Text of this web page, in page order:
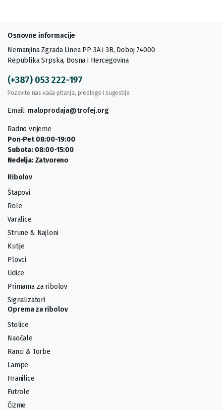
Osnovne informacije
Nemanjina Zgrada Linea PP 3A i 3B, Doboj 74000
Republika Srpska, Bosna i Hercegovina
(+387) 053 222-197
Pozovite nas vaša pitanja, predloge i sugestije
Email: maloprodaja@trofej.org
Radno vrijeme
Pon-Pet 08:00-19:00
Subota: 08:00-15:00
Nedelja: Zatvoreno
Ribolov
Štapovi
Role
Varalice
Strune & Najloni
Kutije
Plovci
Udice
Primama za ribolov
Signalizatori
Oprema za ribolov
Stolice
Naočale
Ranci & Torbe
Lampe
Hranilice
Futrole
Čizme